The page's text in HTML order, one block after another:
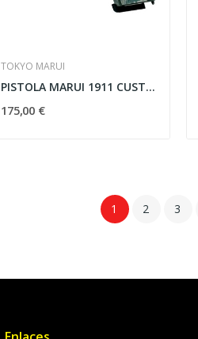
TOKYO MARUI
PISTOLA MARUI 1911 CUSTOM FOLIAGE ACU
175,00 €
1 2 3